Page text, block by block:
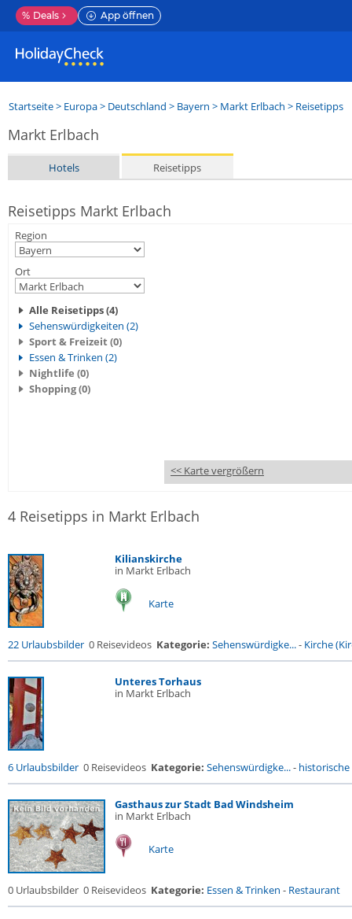
% Deals App öffnen
Startseite> Europa> Deutschland > Bayern > Markt Erlbach > Reisetipps
Markt Erlbach
Hotels Reisetipps
Reisetipps Markt Erlbach
Region
Ort
Alle Reisetipps (4)
Sehenswürdigkeiten (2)
Sport & Freizeit (0)
Essen & Trinken (2)
Nightlife (0)
Shopping (0)
<< Karte vergrößern
4 Reisetipps in Markt Erlbach
Kilianskirche
in Markt Erlbach
Karte
22 Urlaubsbilder 0 Reisevideos Kategorie: Sehenswürdigke...- Kirche
Unteres Torhaus
in Markt Erlbach
6 Urlaubsbilder 0 Reisevideos Kategorie: Sehenswürdigke...- historische
Gasthaus zur Stadt Bad Windsheim
in Markt Erlbach
Karte
0 Urlaubsbilder 0 Reisevideos Kategorie: Essen & Trinken - Restaurant